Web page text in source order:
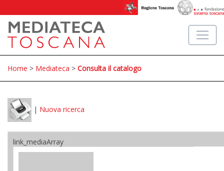
Home > Mediateca > Consulta il catalogo
| Nuova ricerca
link_mediaArray